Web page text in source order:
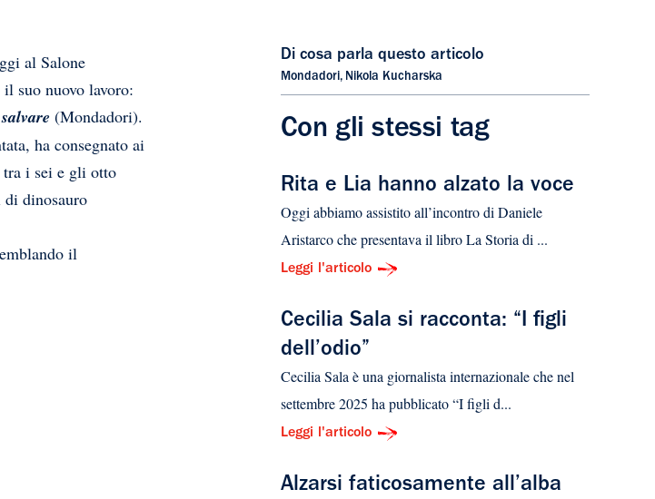
al Salone
suo nuovo lavoro:
(Mondadori).
ha consegnato ai
tra i sei e gli otto
dinosauro
il
Di cosa parla questo articolo
Mondadori, Nikola Kucharska
Con gli stessi tag
Rita e Lia hanno alzato la voce
Oggi abbiamo assistito all’incontro di Daniele
Aristarco che presentava il libro La Storia di ...
Leggi l'articolo
Cecilia Sala si racconta: “I figli
dell’odio”
Cecilia Sala è una giornalista internazionale che nel
settembre 2025 ha pubblicato “I figli d...
Leggi l'articolo
Alzarsi faticosamente all’alba